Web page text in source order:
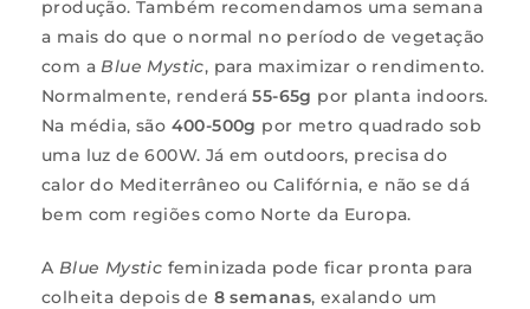
produção. Também recomendamos uma semana
a mais do que o normal no período de vegetação
com a Blue Mystic, para maximizar o rendimento.
Normalmente, renderá55-65g por planta indoors.
Na média, são 400-500g por metro quadrado sob
uma luz de 600W. Já em outdoors, precisa do
calor do Mediterrâneo ou Califórnia, e não se dá
bem com regiões como Norte da Europa.
A Blue Mystic feminizada pode ficar pronta para
colheita depois de 8 semanas, exalando um